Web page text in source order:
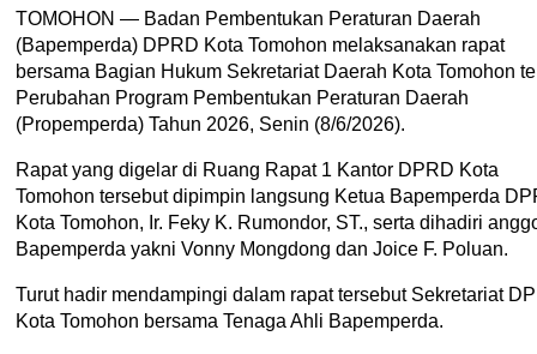
TOMOHON — Badan Pembentukan Peraturan Daerah
(Bapemperda) DPRD Kota Tomohon melaksanakan rapat
bersama Bagian Hukum Sekretariat Daerah Kota Tomohon
Perubahan Program Pembentukan Peraturan Daerah
(Propemperda) Tahun 2026, Senin (8/6/2026).
Rapat yang digelar di Ruang Rapat 1 Kantor DPRD Kota
Tomohon tersebut dipimpin langsung Ketua Bapemperda
Kota Tomohon, Ir. Feky K. Rumondor, ST., serta dihadiri
Bapemperda yakni Vonny Mongdong dan Joice F. Poluan.
Turut hadir mendampingi dalam rapat tersebut Sekretariat
Kota Tomohon bersama Tenaga Ahli Bapemperda.